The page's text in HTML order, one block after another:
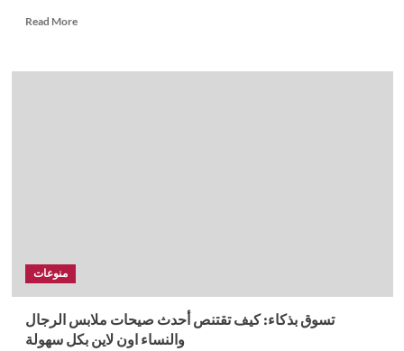
Read MoreRead
أفضل
منوعات
تسوق بذكاء: كيف تقتنص أحدث صيحات ملابس الرجال
والنساء اون لاين بكل سهولة